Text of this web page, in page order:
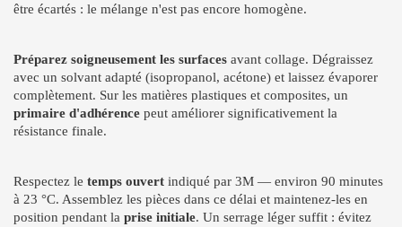
être écartés : le mélange n'est pas encore homogène.
Préparez soigneusement les surfaces avant collage. Dégraissez
avec un solvant adapté (isopropanol, acétone) et laissez évaporer
complètement. Sur les matières plastiques et composites, un
primaire d'adhérence peut améliorer significativement la
résistance finale.
Respectez le temps ouvert indiqué par 3M — environ 90 minutes
à 23 °C. Assemblez les pièces dans ce délai et maintenez-les en
position pendant la prise initiale. Un serrage léger suffit : évitez